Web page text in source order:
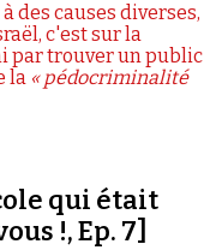
des causes diverses,
c'est sur la
par trouver un public
la « pédocriminalité
qui était
!, Ep. 7]